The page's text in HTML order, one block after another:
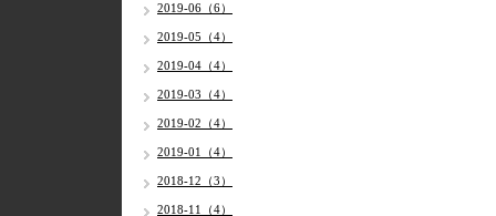
2019-06（6）
2019-05（4）
2019-04（4）
2019-03（4）
2019-02（4）
2019-01（4）
2018-12（3）
2018-11（4）